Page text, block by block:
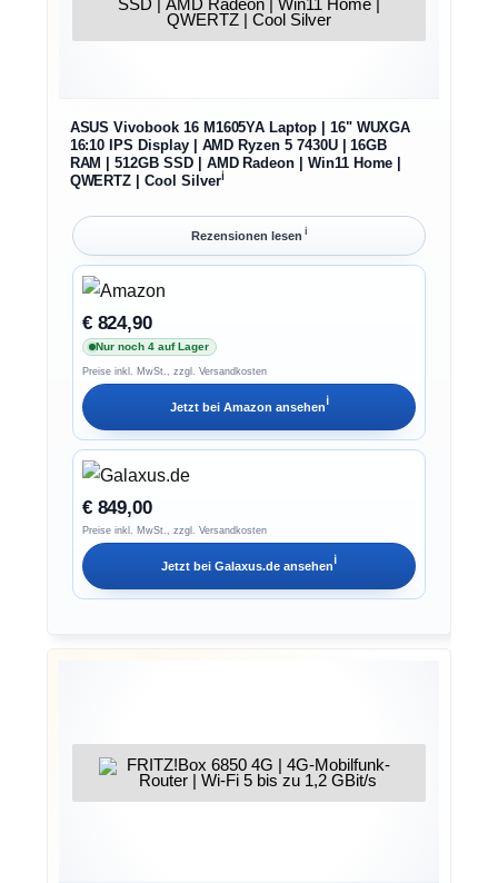
ASUS Vivobook 16 M1605YA Laptop | 16" WUXGA
16:10 IPS Display | AMD Ryzen 5 7430U | 16GB
RAM | 512GB SSD | AMD Radeon | Win11 Home |
QWERTZ | Cool Silverℹ︎
Rezensionen lesen ℹ︎
€ 824,90
Nur noch 4 auf Lager
Preise inkl. MwSt., zzgl. Versandkosten
Jetzt bei Amazon ansehenℹ︎
€ 849,00
Preise inkl. MwSt., zzgl. Versandkosten
Jetzt bei Galaxus.de ansehenℹ︎